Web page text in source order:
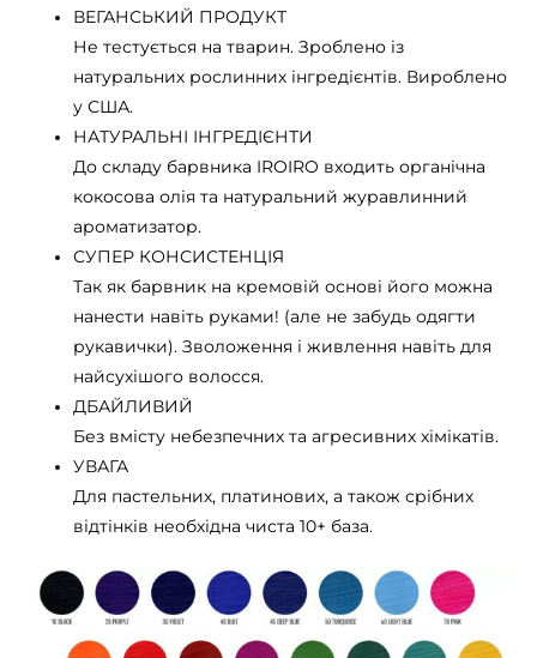
ВЕГАНСЬКИЙ ПРОДУКТ
Не тестується на тварин. Зроблено із
натуральних рослинних інгредієнтів. Вироблено
у США.
НАТУРАЛЬНІ ІНГРЕДІЄНТИ
До складу барвника IROIRO входить органічна
кокосова олія та натуральний журавлинний
ароматизатор.
СУПЕР КОНСИСТЕНЦІЯ
Так як барвник на кремовій основі його можна
нанести навіть руками! (але не забудь одягти
рукавички). Зволоження і живлення навіть для
найсухішого волосся.
ДБАЙЛИВИЙ
Без вмісту небезпечних та агресивних хімікатів.
УВАГА
Для пастельних, платинових, а також срібних
відтінків необхідна чиста 10+ база.